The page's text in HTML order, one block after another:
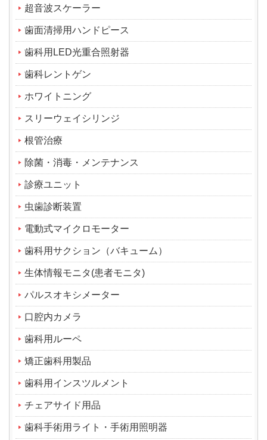
超音波スケーラー
歯面清掃用ハンドピース
歯科用LED光重合照射器
歯科レントゲン
ホワイトニング
スリーウェイシリンジ
根管治療
除菌・消毒・メンテナンス
診療ユニット
虫歯診断装置
電動式マイクロモーター
歯科用サクション（バキューム）
生体情報モニタ(患者モニタ)
パルスオキシメーター
口腔内カメラ
歯科用ルーペ
矯正歯科用製品
歯科用インスツルメント
チェアサイド用品
歯科手術用ライト・手術用照明器